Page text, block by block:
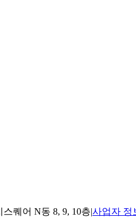
퀘어 N동 8, 9, 10층|사업자 정